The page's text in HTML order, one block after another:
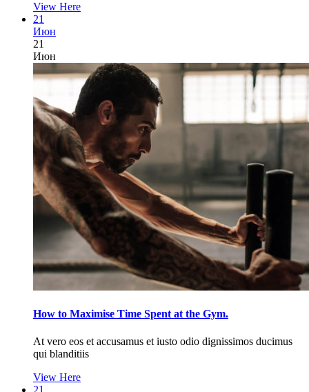
View Here
21
Июн
21
Июн
How to Maximise Time Spent at the Gym.
At vero eos et accusamus et iusto odio dignissimos ducimus
qui blanditiis
View Here
21